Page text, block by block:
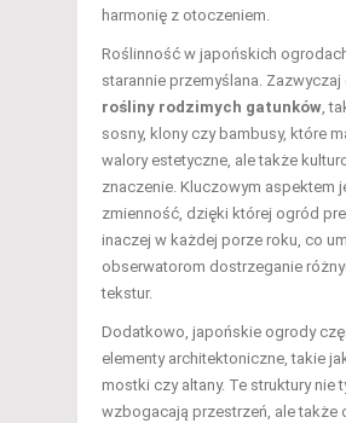
harmonię z otoczeniem.
Roślinność w japońskich
starannie przemyślana. Zazwyczaj
rośliny rodzimych gatunków,
sosny, klony czy bambusy, które
walory estetyczne, ale także
znaczenie. Kluczowym aspektem
zmienność, dzięki której ogród
inaczej w każdej porze roku, co
obserwatorom dostrzeganie
tekstur.
Dodatkowo, japońskie ogrody
elementy architektoniczne, takie
mostki czy altany. Te struktury nie
wzbogacają przestrzeń, ale także